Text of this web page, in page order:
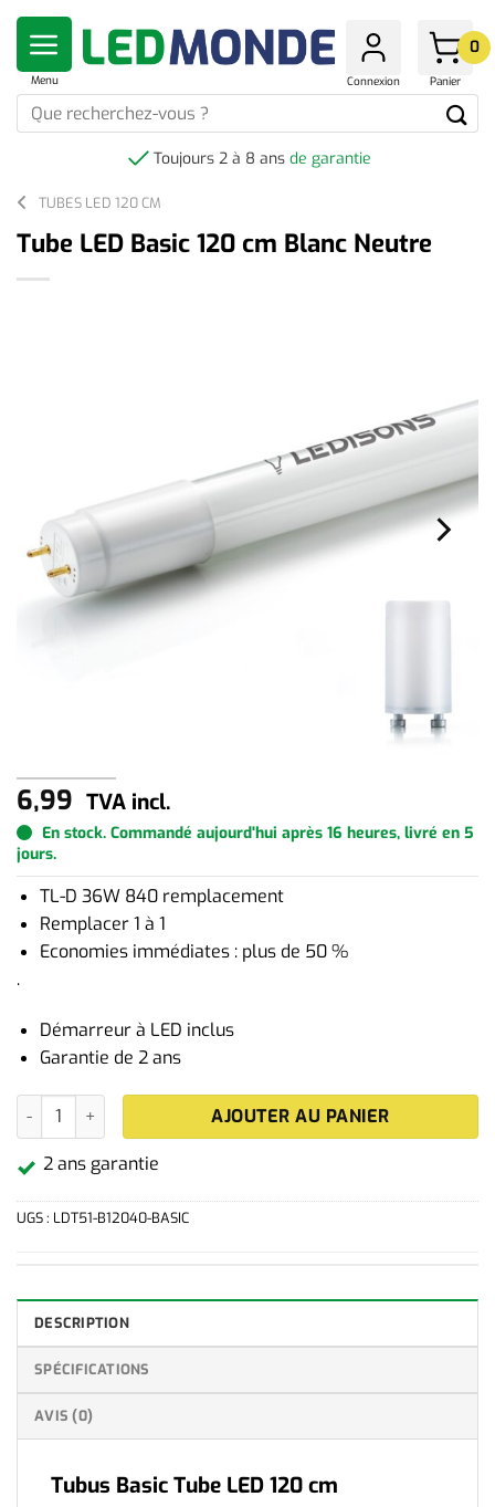
Skip
content
Menu Connexion Panier
0
Que
recherchez-
Toujours 2 à 8 ans de garantie
TUBES LED 120 CM
Tube LED Basic 120 cm Blanc Neutre
6,99 TVA incl.
En stock. Commandé aujourd'hui après 16 heures, livré en 5
jours.
TL-D 36W 840 remplacement
Remplacer 1 à 1
Economies immédiates : plus de 50 %
.
Démarreur à LED inclus
Garantie de 2 ans
quantité de Tube LED Basic 120 cm Blanc Neutre
AJOUTER AU PANIER
2 ans garantie
UGS : LDT51-B12040-BASIC
DESCRIPTION
SPÉCIFICATIONS
AVIS (0)
Tubus Basic Tube LED 120 cm